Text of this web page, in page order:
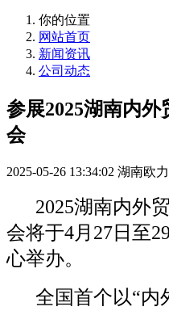
你的位置
网站首页
新闻资讯
公司动态
参展2025湖南内
会
2025-05-26 13:34:02 湖南欧
2025湖南内外
会将于4月27日至
心举办。
全国首个以“内